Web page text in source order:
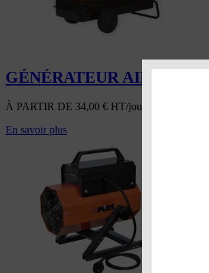
GÉNÉRATEUR AIR
À PARTIR DE 34,00 € HT/jour
En savoir plus